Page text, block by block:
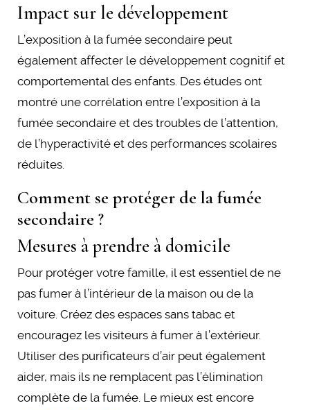
Impact sur le développement
L’exposition à la fumée secondaire peut
également affecter le développement cognitif et
comportemental des enfants. Des études ont
montré une corrélation entre l’exposition à la
fumée secondaire et des troubles de l’attention,
de l’hyperactivité et des performances scolaires
réduites.
Comment se protéger de la fumée
secondaire ?
Mesures à prendre à domicile
Pour protéger votre famille, il est essentiel de ne
pas fumer à l’intérieur de la maison ou de la
voiture. Créez des espaces sans tabac et
encouragez les visiteurs à fumer à l’extérieur.
Utiliser des purificateurs d’air peut également
aider, mais ils ne remplacent pas l’élimination
complète de la fumée. Le mieux est encore